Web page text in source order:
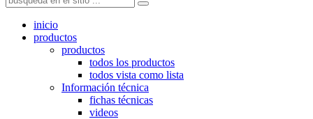
inicio
productos
productos
todos los productos
todos vista como lista
Información técnica
fichas técnicas
videos